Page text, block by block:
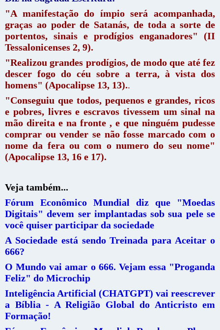
"A manifestação do ímpio será acompanhada,
graças ao poder de Satanás, de toda a sorte de
portentos, sinais e prodígios enganadores" (II
Tessalonicenses 2, 9).
"Realizou grandes prodígios, de modo que até fez
descer fogo do céu sobre a terra, à vista dos
homens" (Apocalipse 13, 13)..
"Conseguiu que todos, pequenos e grandes, ricos
e pobres, livres e escravos tivessem um sinal na
mão direita e na fronte , e que ninguém pudesse
comprar ou vender se não fosse marcado com o
nome da fera ou com o numero do seu nome"
(Apocalipse 13, 16 e 17).
Veja também...
Fórum Econômico Mundial diz que "Moedas
Digitais" devem ser implantadas sob sua pele se
você quiser participar da sociedade
A Sociedade está sendo Treinada para Aceitar o
666?
O Mundo vai amar o 666. Vejam essa "Proganda
Feliz" do Microchip
Inteligência Artificial (CHATGPT) vai reescrever
a Bíblia - A Religião Global do Anticristo em
Formação!